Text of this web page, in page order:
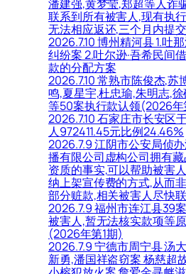
潘建强,黄梦莹,郑超等人诈
联系到所有被害人,现有执
无法相应返还,三个月内提
2026.7.10 博州精河县 1.吐
纠纷案 2.吐尔逊·吾希民间
款的分配方案
2026.7.10 常熟市陈俊杰,苏
鸣,夏星宇,杜忠瑜,朱明志,
等50案执行款认领(2026年
2026.7.10 石家庄市长安区
人972411.45元比例24.46%
2026.7.9 江阴市公安局侦
播有限公司虚构公司拥有
资质的事实,可以帮助被害
纳上架宣传费的方式,从而
部分赃款,相关被害人尽快
2026.7.9 福州市连江县39
被害人,暂无法核实款项等
(2026年第1期)
2026.7.9 宁德市周宁县 汤
新勇,潘国祥盗窃案 杨慈超